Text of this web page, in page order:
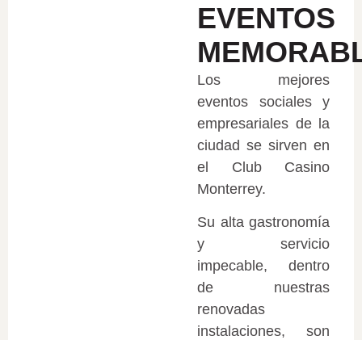
EVENTOS
Los mejores
eventos sociales y
empresariales de la
ciudad se sirven en
el Club Casino
Monterrey.
Su alta gastronomía
y servicio
impecable, dentro
de nuestras
renovadas
instalaciones, son